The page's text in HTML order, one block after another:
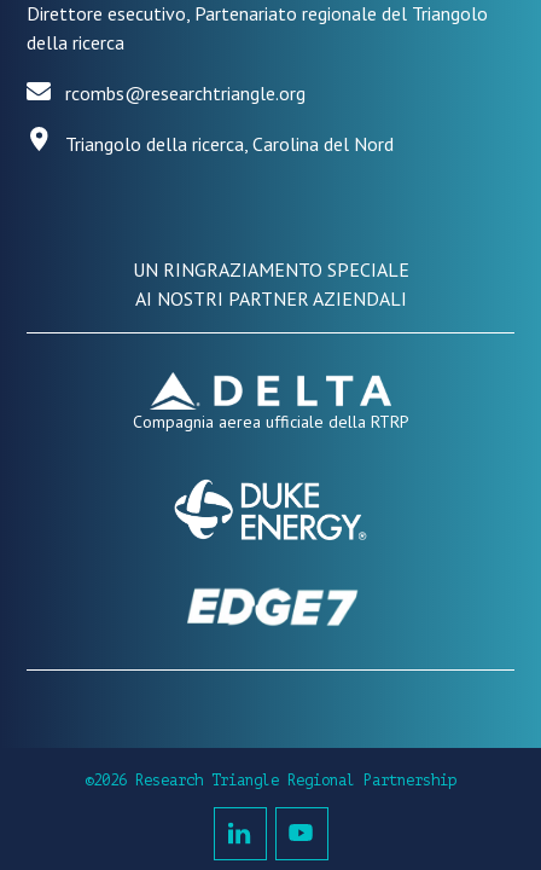
Direttore esecutivo, Partenariato regionale del Triangolo
della ricerca
rcombs@researchtriangle.org
Triangolo della ricerca, Carolina del Nord
UN RINGRAZIAMENTO SPECIALE
AI NOSTRI PARTNER AZIENDALI
Compagnia aerea ufficiale della RTRP
©2026 Research Triangle Regional Partnership